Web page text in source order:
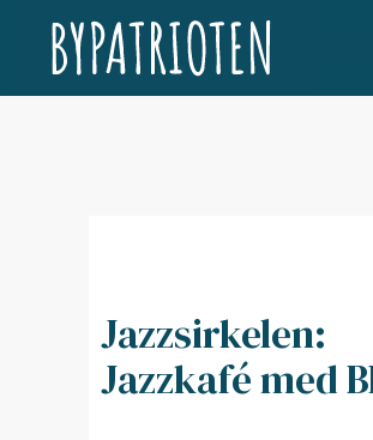
Jazzsirkelen:
Jazzkafé med